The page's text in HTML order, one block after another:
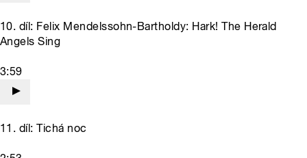
10. díl: Felix Mendelssohn-Bartholdy: Hark! The Herald
Angels Sing
3:59
11. díl: Tichá noc